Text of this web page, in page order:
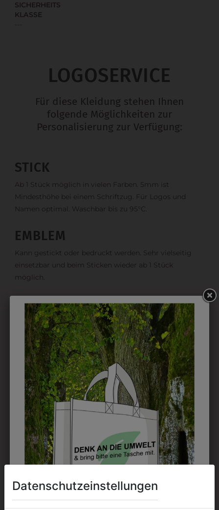
SICHERHEITS
KLASSE
LOGOSERVICE
Für diese Kleidung stehen Ihnen
folgende Möglichkeiten zur
Personalisierung zur Verfügung:
STICK
Ab 1 Stück möglich in vielen Farben. 5mm ist
Mindesthöhe bei einem Schriftzug. Für Logos und
Namen optimal. Waschbar bis zu 95°C.
EMBLEM
Kann gestickt oder bedruckt werden. Sehr vielseitig
einsetzbar und beim Sticken wieder ab 1 Stück
möglich.
DRUCK
Perfekt für große Logos und für kleine Details, jedoch
kostet jede Farbe extra und ist erst ab 12 Stück
möglich. Waschbar bis zu 60°C.
DAS KÖNNTE IHNEN
AUCH GEFALLEN
Datenschutzeinstellungen